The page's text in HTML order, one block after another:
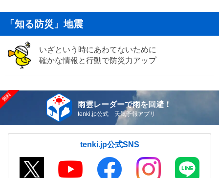
「知る防災」地震
いざという時にあわてないために
確かな情報と行動で防災力アップ
雨雲レーダーで雨を回避！
tenki.jp公式 天気予報アプリ
tenki.jp公式SNS